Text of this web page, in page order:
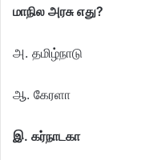
மாநில அரசு எது?
அ. தமிழ்நாடு
ஆ. கேரளா
இ. கர்நாடகா